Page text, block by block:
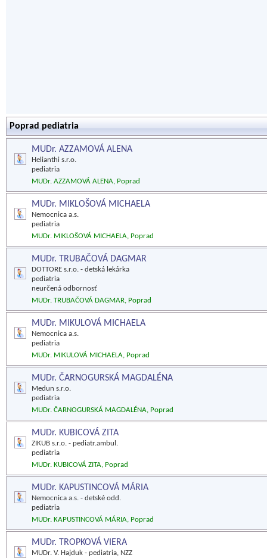
Poprad pediatria
MUDr. AZZAMOVÁ ALENA
Helianthi s.r.o.
pediatria
MUDr. AZZAMOVÁ ALENA, Poprad
MUDr. MIKLOŠOVÁ MICHAELA
Nemocnica a.s.
pediatria
MUDr. MIKLOŠOVÁ MICHAELA, Poprad
MUDr. TRUBAČOVÁ DAGMAR
DOTTORE s.r.o. - detská lekárka
pediatria
neurčená odbornosť
MUDr. TRUBAČOVÁ DAGMAR, Poprad
MUDr. MIKULOVÁ MICHAELA
Nemocnica a.s.
pediatria
MUDr. MIKULOVÁ MICHAELA, Poprad
MUDr. ČARNOGURSKÁ MAGDALÉNA
Medun s.r.o.
pediatria
MUDr. ČARNOGURSKÁ MAGDALÉNA, Poprad
MUDr. KUBICOVÁ ZITA
ZIKUB s.r.o. - pediatr.ambul.
pediatria
MUDr. KUBICOVÁ ZITA, Poprad
MUDr. KAPUSTINCOVÁ MÁRIA
Nemocnica a.s. - detské odd.
pediatria
MUDr. KAPUSTINCOVÁ MÁRIA, Poprad
MUDr. TROPKOVÁ VIERA
MUDr. V. Hajduk - pediatria, NZZ